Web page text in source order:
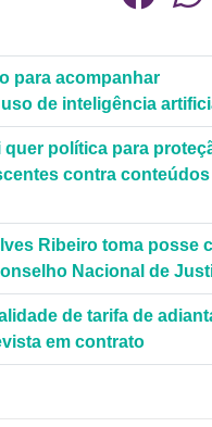
para acompanhar
de inteligência
quer política para
contra conteúdos
Ribeiro toma posse
Nacional de
de tarifa de
em contrato